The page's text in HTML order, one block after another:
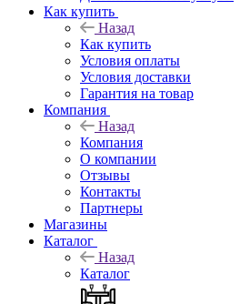
Как купить
Назад
Как купить
Условия оплаты
Условия доставки
Гарантия на товар
Компания
Назад
Компания
О компании
Отзывы
Контакты
Партнеры
Магазины
Каталог
Назад
Каталог